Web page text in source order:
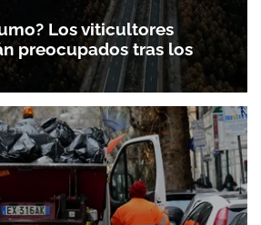
Los viticultores
preocupados tras los